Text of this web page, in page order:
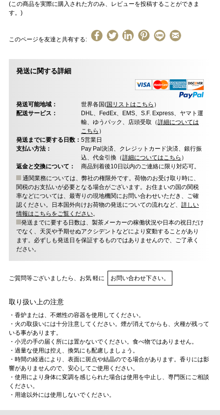
(この商品を実際に購入された方のみ、レビューを投稿することができま
す。)
このページを友達と共有する:
発送に関する詳細
発送可能地域： 世界各国(国リストはこちら ）
配送サービス：
DHL、FedEx、EMS、S.F. Express、ヤマト運
輸、ゆうパック、店頭受取（詳細については
こちら ）
発送までに要する日数： 5営業日
支払い方法：
Pay Pal決済、クレジットカード決済、銀行振
込、代金引換（詳細についてはこちら ）
返金と交換について：
商品到着後10日以内のご連絡に限り対応可。
通関業務については、弊社の権限外です。荷物のお受け取り時に、
関税のお支払いが必要となる場合がございます。お住まいの国の関税
率などについては、最寄りの現地機関にお問い合わせいただき、ご確
認ください。日本国外向けお荷物の発送についての流れなど、 詳しい
情報はこちらをご覧ください。
発送までに要する日数は、製茶メーカーの稼働状況や日本の祝日だけ
でなく、天災や予期せぬアクシデントなどにより変動することがあり
ます。必ずしも発送日を保証するものではありませんので、ご了承く
ださい。
ご質問等ございましたら、お気 軽に お問い合わせ下さい。
取り扱い上の注意
・香炉または、不燃性の容器を使用してください。
・火の取扱いには十分注意してください。煙が消えてからも、火種が残って
いる事があります。
・小児の手の届く所には置かないでください。食べ物ではありません。
・過量な使用は控え、換気にも配慮しましょう。
・時間の経過により、表面に斑点や結晶のでる場合があります。香りには影
響がありませんので、安心してご使用ください。
・使用により身体に変調を感じられた場合は使用を中止し、専門医にご相談
ください。
・用途以外には使用しないでください。